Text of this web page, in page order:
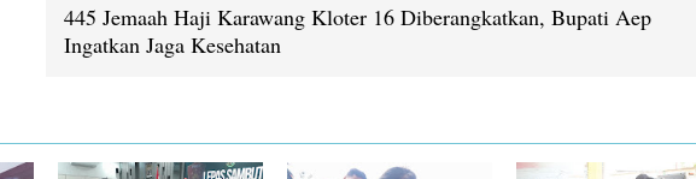
445 Jemaah Haji Karawang Kloter 16 Diberangkatkan, Bupati Aep
Ingatkan Jaga Kesehatan